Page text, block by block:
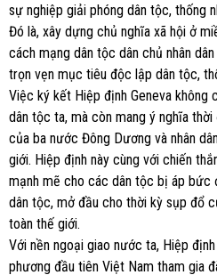
sự nghiệp giải phóng dân tộc, thống
Đó là, xây dựng chủ nghĩa xã hội ở
cách mạng dân tộc dân chủ nhân
trọn vẹn mục tiêu độc lập dân tộc,
Việc ký kết Hiệp định Geneva
dân tộc ta, mà còn mang ý nghĩa
của ba nước Đông Dương và nhân
giới. Hiệp định này cùng với chiến
mạnh mẽ cho các dân tộc bị áp bức
dân tộc, mở đầu cho thời kỳ sụp đổ
toàn thế giới.
Với nền ngoại giao nước ta, Hiệp
phương đầu tiên Việt Nam tham gia